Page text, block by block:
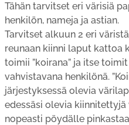
Tähän tarvitset eri värisiä
henkilön, nameja ja astian.
Tarvitset alkuun 2 eri
reunaan kiinni laput kattoa
toimii ”koirana” ja itse
vahvistavana henkilönä.
järjestyksessä olevia
edessäsi olevia kiinnitettyjä
nopeasti pöydälle